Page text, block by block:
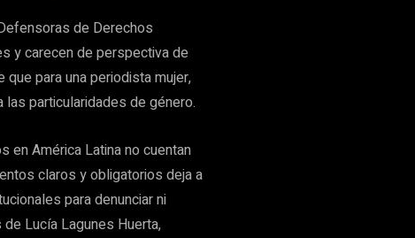
de Derechos
y carecen de perspectiva de
para una periodista mujer,
particularidades de género.
en América Latina no cuentan
claros y obligatorios deja a
para denunciar ni
Lucía Lagunes Huerta,